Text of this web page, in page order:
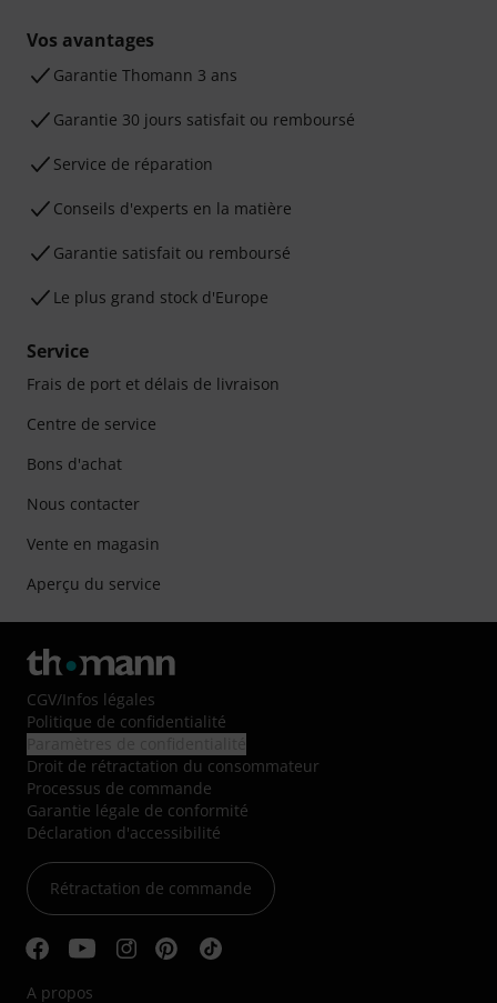
Vos avantages
Ga­ran­tie Thomann 3 ans
Garantie 30 jours satisfait ou remboursé
Service de réparation
Conseils d'experts en la matière
Garantie satisfait ou remboursé
Le plus grand stock d'Europe
Service
Frais de port et délais de livraison
Centre de service
Bons d'achat
Nous contacter
Vente en magasin
Aperçu du service
CGV/Infos légales
Politique de confidentialité
Droit de rétractation du consommateur
Processus de commande
Garantie légale de conformité
Déclaration d'accessibilité
Rétractation de commande
A propos